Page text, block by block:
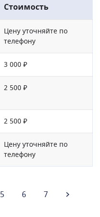
Стоимость
Цену уточняйте по
телефону
3 000 ₽
2 500 ₽
2 500 ₽
Цену уточняйте по
телефону
5 6 7